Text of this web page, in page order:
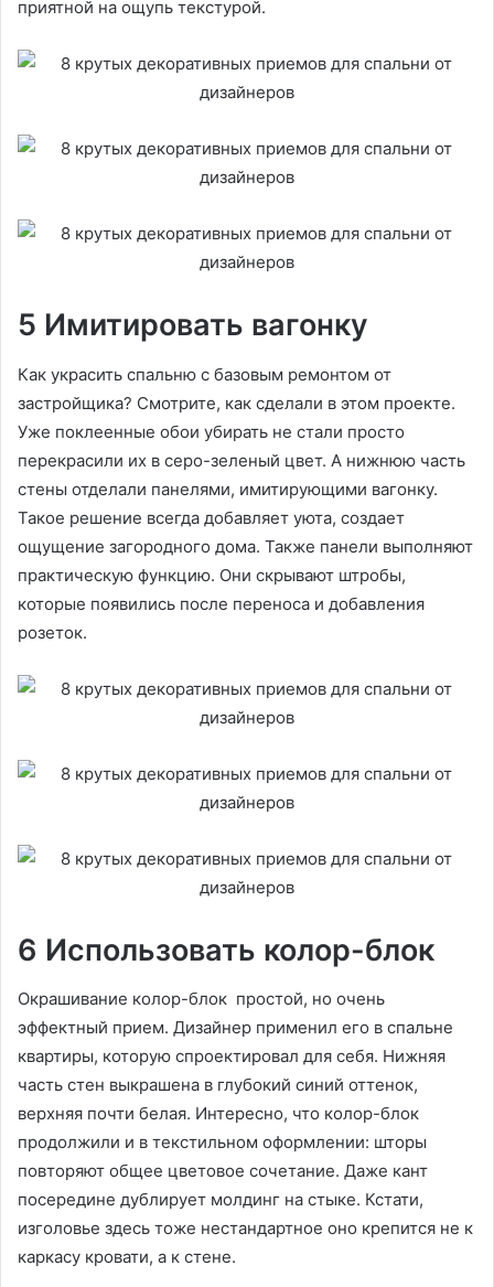
приятной на ощупь текстурой.
5 Имитировать вагонку
Как украсить спальню с базовым ремонтом от
застройщика? Смотрите, как сделали в этом проекте.
Уже поклеенные обои убирать не стали просто
перекрасили их в серо-зеленый цвет. А нижнюю часть
стены отделали панелями, имитирующими вагонку.
Такое решение всегда добавляет уюта, создает
ощущение загородного дома. Также панели выполняют
практическую функцию. Они скрывают штробы,
которые появились после переноса и добавления
розеток.
6 Использовать колор-блок
Окрашивание колор-блок простой, но очень
эффектный прием. Дизайнер применил его в спальне
квартиры, которую спроектировал для себя. Нижняя
часть стен выкрашена в глубокий синий оттенок,
верхняя почти белая. Интересно, что колор-блок
продолжили и в текстильном оформлении: шторы
повторяют общее цветовое сочетание. Даже кант
посередине дублирует молдинг на стыке. Кстати,
изголовье здесь тоже нестандартное оно крепится не к
каркасу кровати, а к стене.